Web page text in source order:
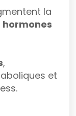
la
hormones
,
et